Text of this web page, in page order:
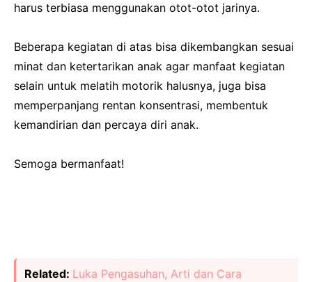
harus terbiasa menggunakan otot-otot jarinya.
Beberapa kegiatan di atas bisa dikembangkan sesuai
minat dan ketertarikan anak agar manfaat kegiatan
selain untuk melatih motorik halusnya, juga bisa
memperpanjang rentan konsentrasi, membentuk
kemandirian dan percaya diri anak.
Semoga bermanfaat!
Related: Luka Pengasuhan, Arti dan Cara